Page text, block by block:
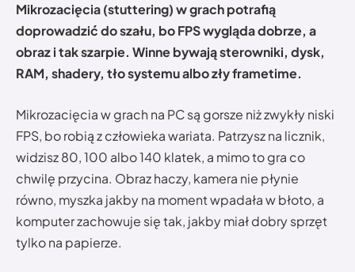
Mikrozacięcia (stuttering) w grach potrafią
doprowadzić do szału, bo FPS wygląda dobrze, a
obraz i tak szarpie. Winne bywają sterowniki, dysk,
RAM, shadery, tło systemu albo zły frametime.
Mikrozacięcia w grach na PC są gorsze niż zwykły niski
FPS, bo robią z człowieka wariata. Patrzysz na licznik,
widzisz 80, 100 albo 140 klatek, a mimo to gra co
chwilę przycina. Obraz haczy, kamera nie płynie
równo, myszka jakby na moment wpadała w błoto, a
komputer zachowuje się tak, jakby miał dobry sprzęt
tylko na papierze.